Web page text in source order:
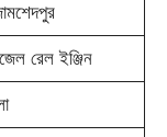
রেল ইঞ্জিন